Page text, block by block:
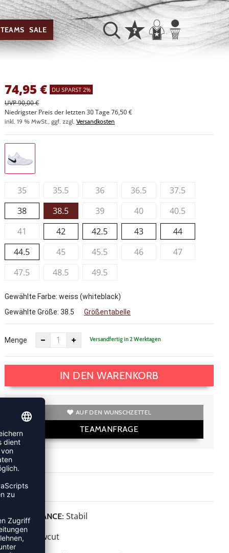
TEAMS SALE
74,95 € DU SPARST 2%
UVP 90,00 €
Niedrigster Preis der letzten 30 Tage 76,50 €
inkl. 19 % MwSt., ggf. zzgl. Versandkosten
35 35.5 36 36.5
37.5
38
38.5 39 40
40.5
41
42 42.5 43
44
44.5
45 45.5 46
47
47.5
48.5 49.5
Gewählte Farbe: weiss (whiteblack)
Gewählte Größe: 38.5 Größentabelle
Menge Versandfertig in 2 Werktagen
IN DEN WARENKORB
AUF DEN WUNSCHZETTEL
TEAMANFRAGE
PERFORMANCE: Stabil
HÖHE: Lowcut